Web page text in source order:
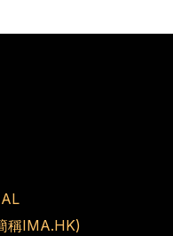
稱IMA.HK)